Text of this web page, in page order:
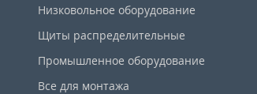
Низковольное оборудование
Щиты распределительные
Промышленное оборудование
Все для монтажа